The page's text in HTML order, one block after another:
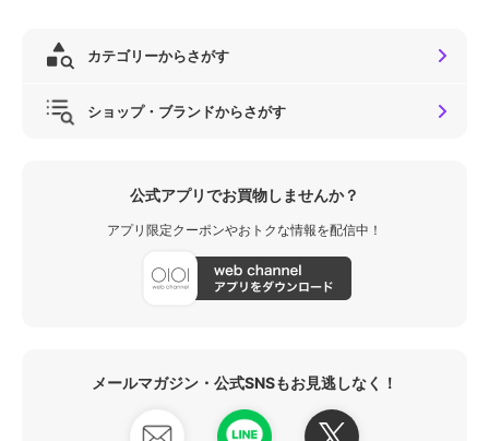
カテゴリーからさがす
ショップ・ブランドからさがす
公式アプリでお買物しませんか？
アプリ限定クーポンやおトクな情報を配信中！
メールマガジン・公式SNSもお見逃しなく！